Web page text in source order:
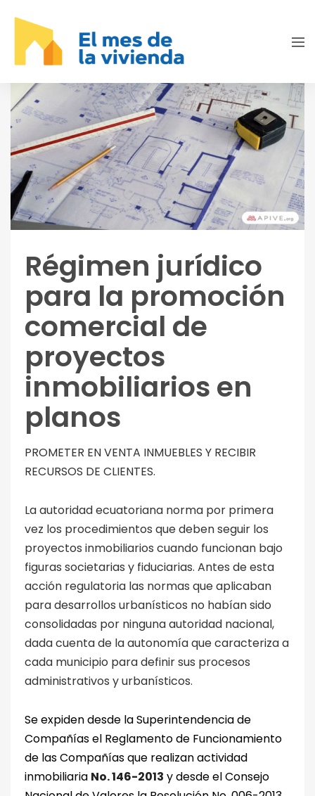
Régimen jurídico
para la promoción
comercial de
proyectos
inmobiliarios en
planos
PROMETER EN VENTA INMUEBLES Y RECIBIR
RECURSOS DE CLIENTES.
La autoridad ecuatoriana norma por primera
vez los procedimientos que deben seguir los
proyectos inmobiliarios cuando funcionan bajo
figuras societarias y fiduciarias. Antes de esta
acción regulatoria las normas que aplicaban
para desarrollos urbanísticos no habían sido
consolidadas por ninguna autoridad nacional,
dada cuenta de la autonomía que caracteriza a
cada municipio para definir sus procesos
administrativos y urbanísticos.
Se expiden desde la Superintendencia de
Compañías el Reglamento de Funcionamiento
de las Compañías que realizan actividad
inmobiliaria No. 146-2013 y desde el Consejo